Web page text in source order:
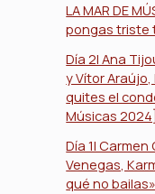
LA MAR DE
pongas triste
Día 2| Ana
y Vítor Araújo,
quites el
Músicas 2024]
Día 1|
Venegas,
qué no